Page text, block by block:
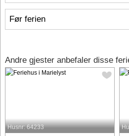
Før ferien
Andre gjester anbefaler disse
Husnr: 64233